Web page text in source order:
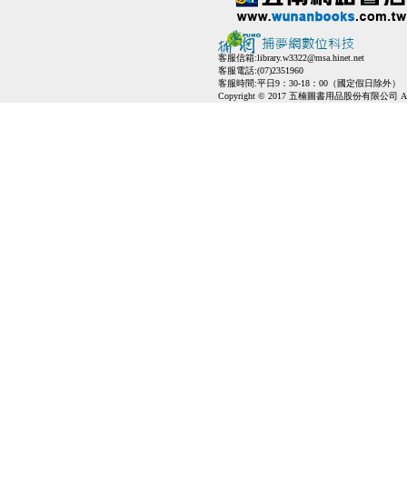
客服信箱:library.w3322@msa.hinet.net
客服電話:(07)2351960
客服時間:平日9：30-18：00（國定假日除外）
Copyright © 2017 五楠圖書用品股份有限公司